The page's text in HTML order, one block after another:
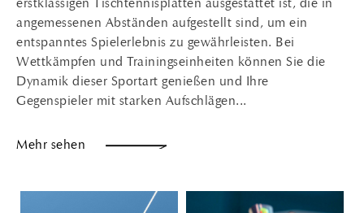
angemessenen Abständen aufgestellt sind, um ein
entspanntes Spielerlebnis zu gewährleisten. Bei
Wettkämpfen und Trainingseinheiten können Sie die
Dynamik dieser Sportart genießen und Ihre
Gegenspieler mit starken Aufschlägen...
Mehr sehen